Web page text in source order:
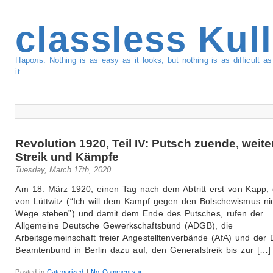
classless
Пароль: Nothing is as easy as it looks, but nothing is as difficult
it.
Revolution 1920, Teil IV: Putsch zuende,
Streik und Kämpfe
Tuesday, March 17th, 2020
Am 18. März 1920, einen Tag nach dem Abtritt erst von Kapp,
von Lüttwitz (“Ich will dem Kampf gegen den Bolschewismus
Wege stehen”) und damit dem Ende des Putsches, rufen der
Allgemeine Deutsche Gewerkschaftsbund (ADGB), die
Arbeitsgemeinschaft freier Angestelltenverbände (AfA) und der
Beamtenbund in Berlin dazu auf, den Generalstreik bis zur […]
Posted inCategorized | No Comments »